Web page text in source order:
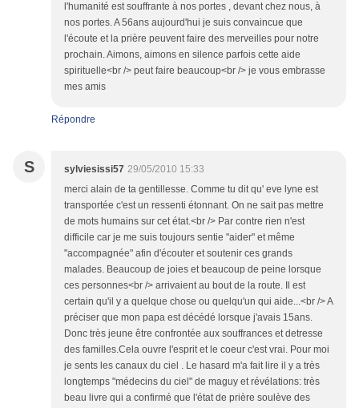
l'humanité est souffrante à nos portes , devant chez nous, à
nos portes. A 56ans aujourd'hui je suis convaincue que
l'écoute et la prière peuvent faire des merveilles pour notre
prochain. Aimons, aimons en silence parfois cette aide
spirituelle<br /> peut faire beaucoup<br /> je vous embrasse
mes amis
Répondre
S sylviesissi57 29/05/2010 15:33
merci alain de ta gentillesse. Comme tu dit qu' eve lyne est
transportée c'est un ressenti étonnant. On ne sait pas mettre
de mots humains sur cet état.<br /> Par contre rien n'est
difficile car je me suis toujours sentie "aider" et même
"accompagnée" afin d'écouter et soutenir ces grands
malades. Beaucoup de joies et beaucoup de peine lorsque
ces personnes<br /> arrivaient au bout de la route. Il est
certain qu'il y a quelque chose ou quelqu'un qui aide...<br /> A
préciser que mon papa est décédé lorsque j'avais 15ans.
Donc très jeune être confrontée aux souffrances et detresse
des familles.Cela ouvre l'esprit et le coeur c'est vrai. Pour moi
je sents les canaux du ciel . Le hasard m'a fait lire il y a très
longtemps "médecins du ciel" de maguy et révélations: très
beau livre qui a confirmé que l'état de prière soulève des